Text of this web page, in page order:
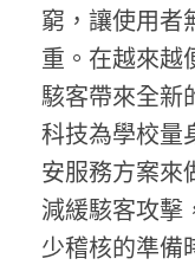
窮，讓使用者
重。在越來越
駭客帶來全新
科技為學校量
安服務方案來
減緩駭客攻擊
少稽核的準備